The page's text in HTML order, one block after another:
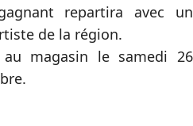
repartira avec un
de la région.
magasin le samedi 26